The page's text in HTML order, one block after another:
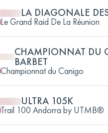
LA DIAGONALE
Le Grand Raid De La Réunion
CHAMPIONNAT DU
BARBET
Championnat du Canigo
ULTRA 105K
Trail 100 Andorra by UTMB®